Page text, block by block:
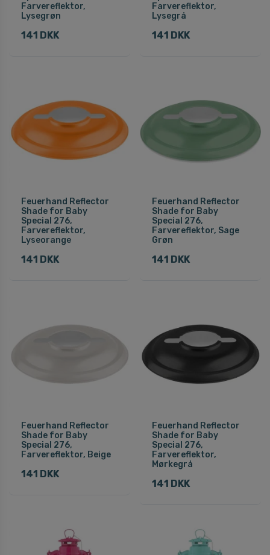
Farvereflektor,
Lysegrøn
141 DKK
Farvereflektor,
Lysegrå
141 DKK
Feuerhand Reflector
Shade for Baby
Special 276,
Farvereflektor,
Lyseorange
141 DKK
Feuerhand Reflector
Shade for Baby
Special 276,
Farvereflektor, Sage
Grøn
141 DKK
Feuerhand Reflector
Shade for Baby
Special 276,
Farvereflektor, Beige
141 DKK
Feuerhand Reflector
Shade for Baby
Special 276,
Farvereflektor,
Mørkegrå
141 DKK